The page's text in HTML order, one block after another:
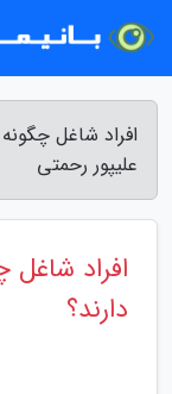
افراد شاغل
علیپور رحمتی
افراد شاغل
دارند؟